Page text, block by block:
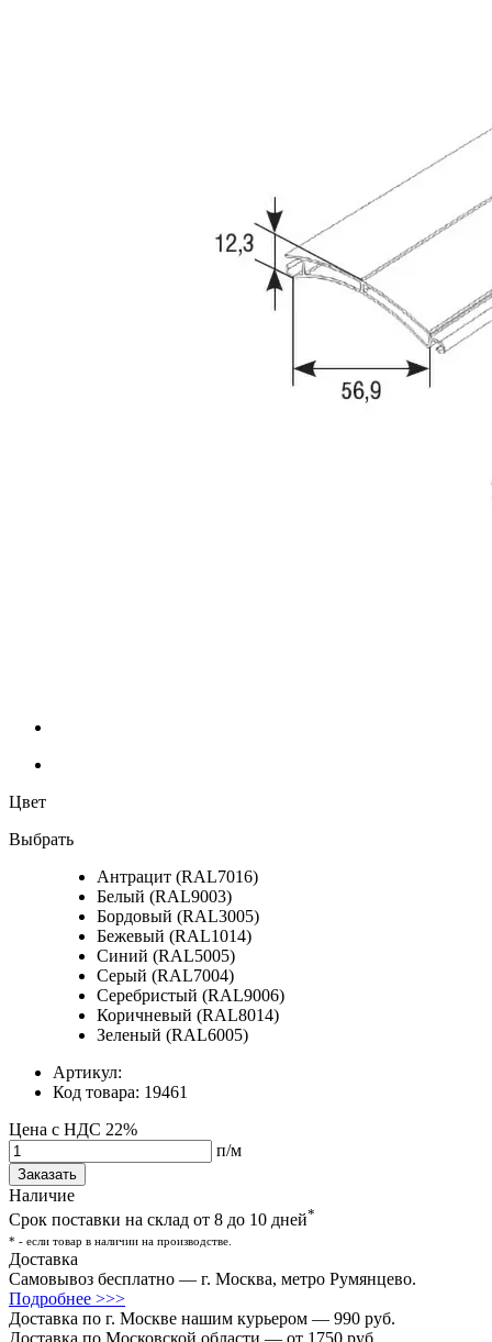
Цвет
Выбрать
Антрацит (RAL7016)
Белый (RAL9003)
Бордовый (RAL3005)
Бежевый (RAL1014)
Синий (RAL5005)
Серый (RAL7004)
Серебристый (RAL9006)
Коричневый (RAL8014)
Зеленый (RAL6005)
Артикул:
Код товара: 19461
Цена с НДС 22%
п/м
Заказать
Наличие
Срок поставки на склад от 8 до 10 дней*
* - если товар в наличии на производстве.
Доставка
Самовывоз бесплатно — г. Москва, метро Румянцево.
Подробнее >>>
Доставка по г. Москве нашим курьером — 990 руб.